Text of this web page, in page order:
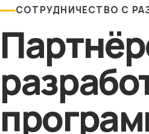
ХИТ
NEW
NEW
ХИТ
NEW
NEW
СОТРУДНИЧЕСТВО С